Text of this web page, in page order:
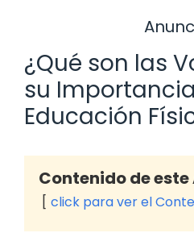
¿Qué son las
su
Educación
Contenido de
click para ver el